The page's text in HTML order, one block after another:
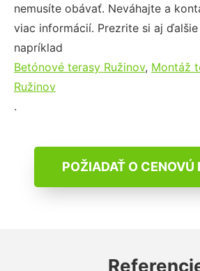
nemusíte obávať. Neváhajte a
viac informácií. Prezrite si aj
napríklad
Betónové terasy Ružinov, Montáž
Ružinov
.
POŽIADAŤ O CENOVÚ